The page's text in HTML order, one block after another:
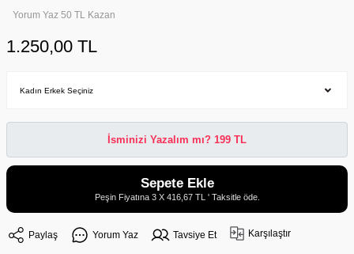
Yorum Yaz 50 TL Kazan
1.250,00 TL
İsminizi Yazalım mı? 199 TL
Sepete Ekle
Peşin Fiyatına 3 X 416,67 TL ' Taksitle öde.
Paylaş Yorum Yaz Tavsiye Et Karşılaştır